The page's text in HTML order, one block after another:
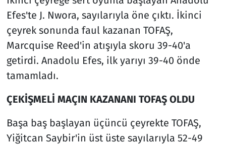
Efes'te J. Nwora, sayılarıyla öne çıktı. İkinci
çeyrek sonunda faul kazanan TOFAŞ,
Marcquise Reed'in atışıyla skoru 39-40'a
getirdi. Anadolu Efes, ilk yarıyı 39-40 önde
tamamladı.
ÇEKİŞMELİ MAÇIN KAZANANI TOFAŞ OLDU
Başa baş başlayan üçüncü çeyrekte TOFAŞ,
Yiğitcan Saybir'in üst üste sayılarıyla 52-49